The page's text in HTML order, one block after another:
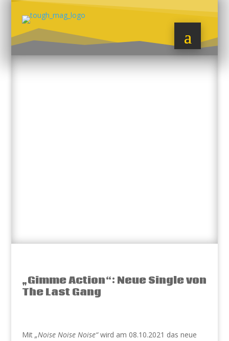
„Gimme Action“: Neue Single von
The Last Gang
Mit „Noise Noise Noise“wird am 08.10.2021 das neue